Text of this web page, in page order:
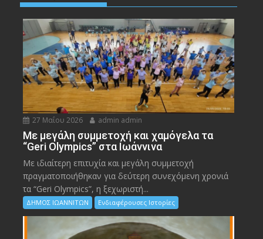
27 Μαΐου 2026 admin admin
Με μεγάλη συμμετοχή και χαμόγελα τα
“Geri Olympics” στα Ιωάννινα
Με ιδιαίτερη επιτυχία και μεγάλη συμμετοχή
πραγματοποιήθηκαν για δεύτερη συνεχόμενη χρονιά
τα “Geri Olympics”, η ξεχωριστή...
ΔΗΜΟΣ ΙΩΑΝΝΙΤΩΝ Ενδιαφέρουσες Ιστορίες